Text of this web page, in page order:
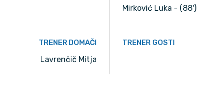
Mirković Luka - (88')
TRENER DOMAČI
Lavrenčič Mitja
TRENER GOSTI